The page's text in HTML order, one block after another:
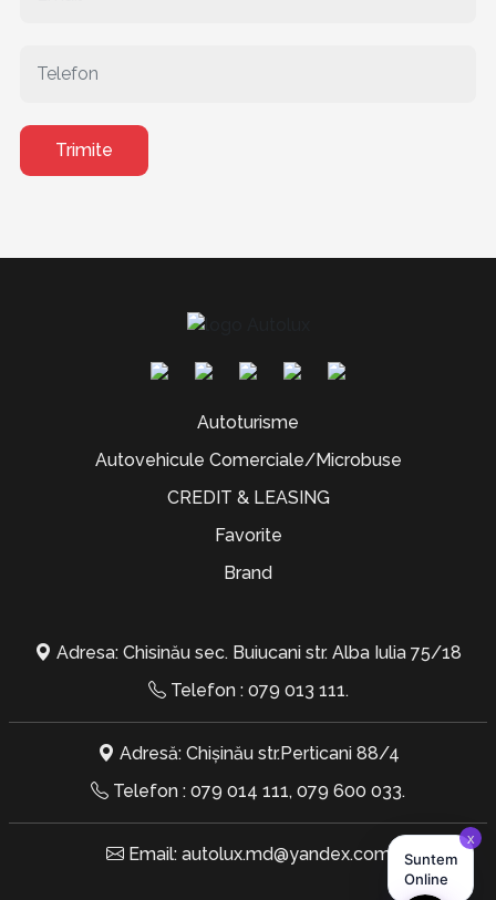
Trimite
Autoturisme
Autovehicule Comerciale/Microbuse
CREDIT & LEASING
Favorite
Brand
Adresa: Chisinău sec. Buiucani str. Alba Iulia 75/18
Telefon : 079 013 111.
Adresă: Chișinău str.Perticani 88/4
Telefon : 079 014 111, 079 600 033.
Email: autolux.md@yandex.com